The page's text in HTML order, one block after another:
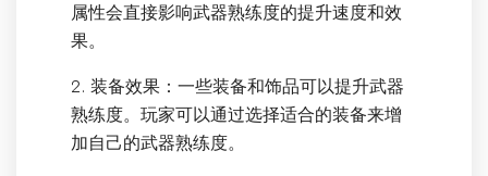
属性会直接影响武器熟练度的提升速度和效
果。
2. 装备效果：一些装备和饰品可以提升武器
熟练度。玩家可以通过选择适合的装备来增
加自己的武器熟练度。